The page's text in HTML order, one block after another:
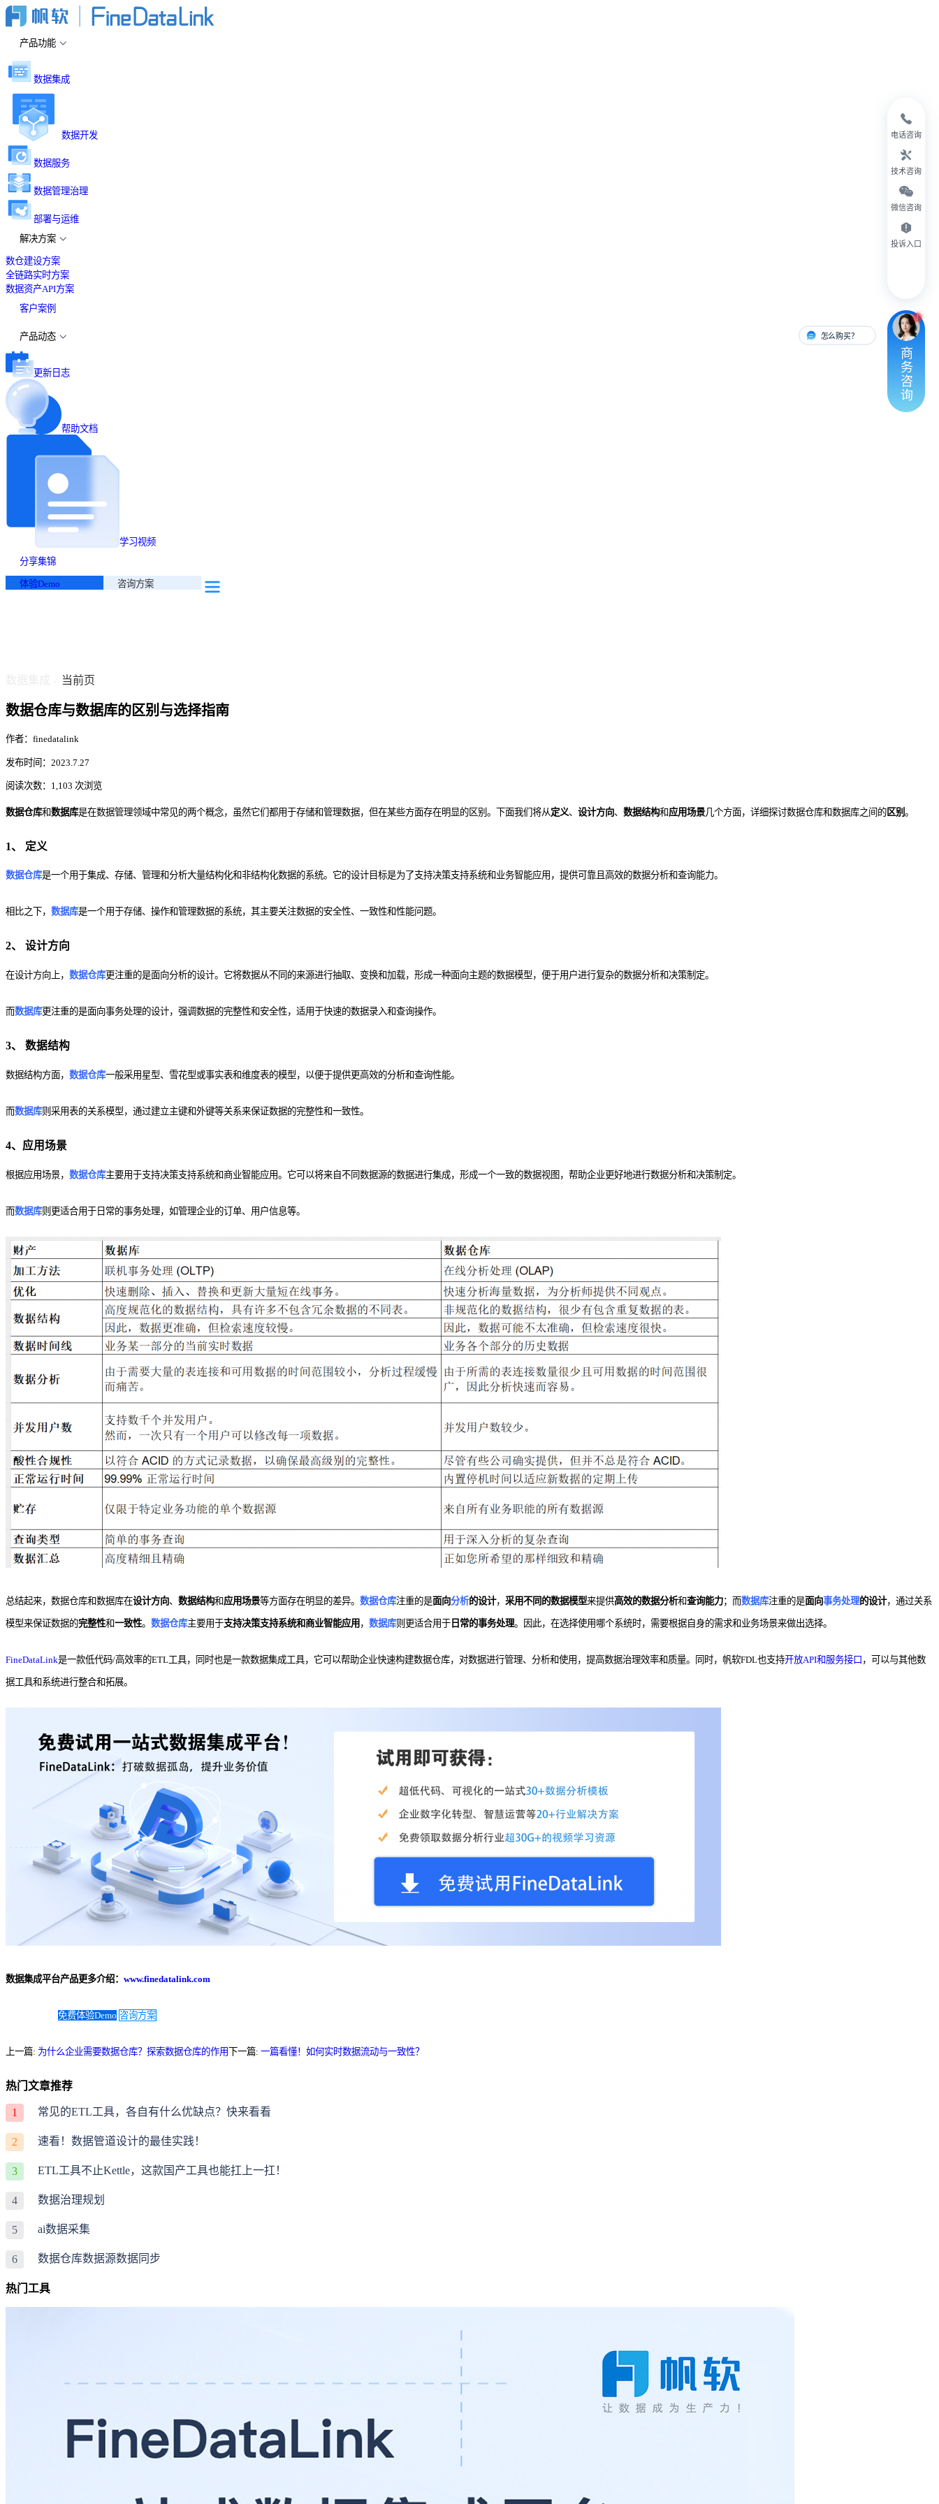
产品功能
数据集成
数据开发
数据服务
数据管理治理
部署与运维
解决方案
数仓建设方案
全链路实时方案
数据资产API方案
客户案例
产品动态
更新日志
帮助文档
学习视频
分享集锦
体验Demo 咨询方案
当前页
数据仓库与数据库的区别与选择指南
作者：finedatalink
发布时间：2023.7.27
阅读次数：1,103 次浏览
数据仓库和数据库是在数据管理领域中常见的两个概念，虽然它们都用于存储和管理数据，但在某些方面存在明显的区别。下面我们将从定义、 设计方向、 数据结构和应用场景几个方面，详细探讨数据仓库和数据库之间的 区别 。
1、 定义
数据仓库是一个用于集成、存储、管理和分析大量结构化和非结构化数据的系统。它的设计目标是为了支持决策支持系统和业务智能应用，提供可靠且高效的数据分析和查询能力。
相比之下， 数据库是一个用于存储、操作和管理数据的系统，其主要关注数据的安全性、一致性和性能问题。
2、 设计方向
在设计方向上， 数据仓库更注重的是面向分析的设计。它将数据从不同的来源进行抽取、变换和加载，形成一种面向主题的数据模型，便于用户进行复杂的数据分析和决策制定。
而数据库更注重的是面向事务处理的设计，强调数据的完整性和安全性，适用于快速的数据录入和查询操作。
3、 数据结构
数据结构方面， 数据仓库一般采用星型、雪花型或事实表和维度表的模型，以便于提供更高效的分析和查询性能。
而数据库则采用表的关系模型，通过建立主键和外键等关系来保证数据的完整性和一致性。
4、应用场景
根据应用场景， 数据仓库主要用于支持决策支持系统和商业智能应用。它可以将来自不同数据源的数据进行集成，形成一个一致的数据视图，帮助企业更好地进行数据分析和决策制定。
而数据库则更适合用于日常的事务处理，如管理企业的订单、用户信息等。
总结起来，数据仓库和数据库在设计方向、 数据结构和应用场景等方面存在明显的差异。 数据仓库注重的是面向分析的设计， 采用不同的数据模型来提供高效的数据分析和查询能力；而数据库注重的是面向事务处理的设计，通过关系
模型来保证数据的完整性和一致性。 数据仓库主要用于支持决策支持系统和商业智能应用 ， 数据库则更适合用于 日常的事务处理。因此，在选择使用哪个系统时，需要根据自身的需求和业务场景来做出选择。
FineDataLink是一款低代码/高效率的ETL工具，同时也是一款数据集成工具，它可以帮助企业快速构建数据仓库，对数据进行管理、分析和使用，提高数据治理效率和质量。同时，帆软FDL也支持开放API和服务接口 ，可以与其他数
据工具和系统进行整合和拓展。
数据集成平台产品更多介绍： www.finedatalink.com
免费体验Demo 咨询方案
上一篇: 为什么企业需要数据仓库？探索数据仓库的作用下一篇: 一篇看懂！如何实时数据流动与一致性？
热门文章推荐
1 常见的ETL工具，各自有什么优缺点？快来看看
2 速看！数据管道设计的最佳实践！
3 ETL工具不止Kettle，这款国产工具也能扛上一扛！
4 数据治理规划
5 ai数据采集
6 数据仓库数据源数据同步
热门工具
电话咨询
技术咨询
微信咨询
投诉入口
怎么购买？ 有人对接
商
务
咨
询